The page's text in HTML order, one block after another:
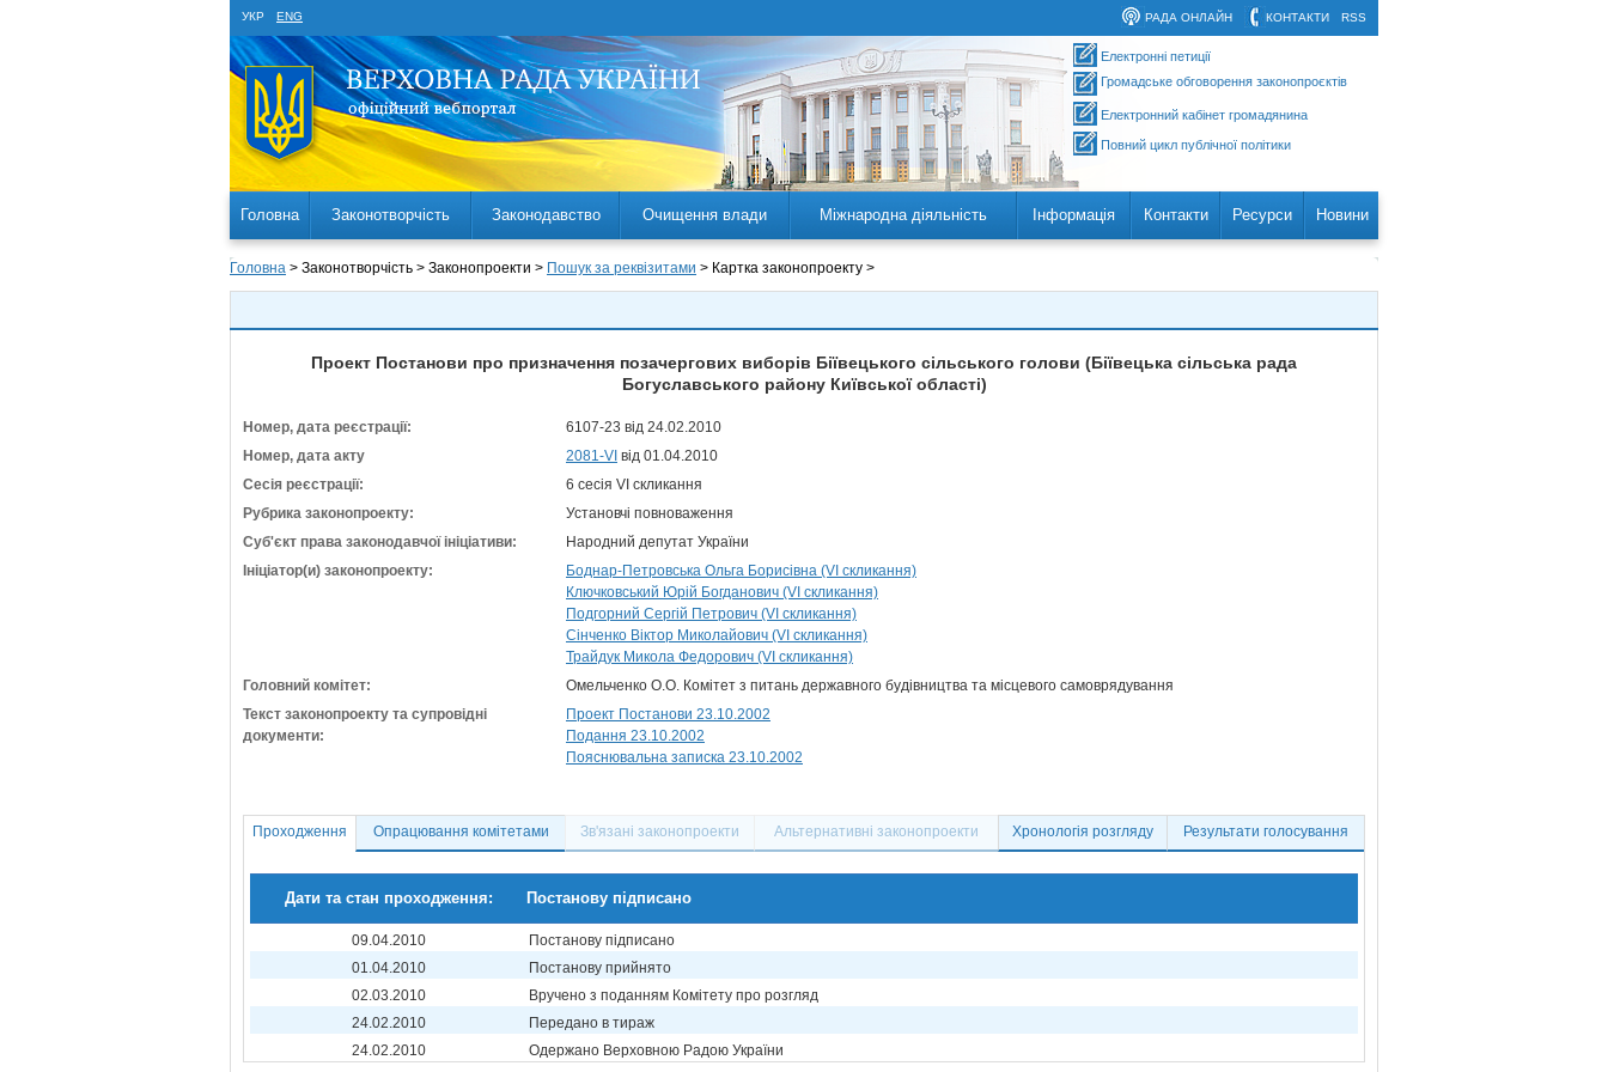
УКР ENG RSS
КОНТАКТИ
РАДА ОНЛАЙН
Електронні петиції
Громадське обговорення законопроєктів
Електронний кабінет громадянина
Повний цикл публічної політики
Головна Законотворчість Законодавство Очищення влади Міжнародна діяльність Інформація Контакти Ресурси Новини
Головна > Законотворчість > Законопроекти > Пошук за реквізитами > Картка законопроекту >
Проект Постанови про призначення позачергових виборів Біївецького сільського голови (Біївецька сільська рада
Богуславського району Київської області)
Номер, дата реєстрації:
6107-23 від 24.02.2010
Номер, дата акту
2081-VI від 01.04.2010
Сесія реєстрації:
6 сесія VI скликання
Рубрика законопроекту:
Установчі повноваження
Суб'єкт права законодавчої ініціативи:
Народний депутат України
Ініціатор(и) законопроекту:
Боднар-Петровська Ольга Борисівна (VI скликання)
Ключковський Юрій Богданович (VI скликання)
Подгорний Сергій Петрович (VI скликання)
Сінченко Віктор Миколайович (VI скликання)
Трайдук Микола Федорович (VI скликання)
Головний комітет:
Омельченко О.О. Комітет з питань державного будівництва та місцевого самоврядування
Текст законопроекту та супровідні
документи:
Проект Постанови 23.10.2002
Подання 23.10.2002
Пояснювальна записка 23.10.2002
Проходження Опрацювання комітетами Зв'язані законопроекти Альтернативні законопроекти Хронологія розгляду Результати голосування
Дати та стан проходження: Постанову підписано
09.04.2010
Постанову підписано
01.04.2010
Постанову прийнято
02.03.2010
Вручено з поданням Комітету про розгляд
24.02.2010
Передано в тираж
24.02.2010
Одержано Верховною Радою України